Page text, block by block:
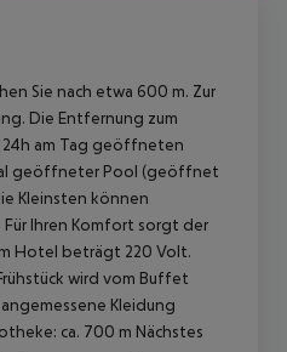
Sie nach etwa 600 m. Zur
Die Entfernung zum
am Tag geöffneten
geöffneter Pool (geöffnet
Kleinsten können
Ihren Komfort sorgt der
Hotel beträgt 220 Volt.
wird vom Buffet
Kleidung
ca. 700 m Nächstes